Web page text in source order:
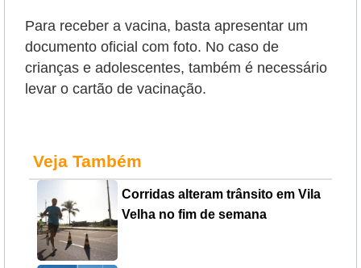
Para receber a vacina, basta apresentar um
documento oficial com foto. No caso de
crianças e adolescentes, também é necessário
levar o cartão de vacinação.
Veja Também
Corridas alteram trânsito em Vila
Velha no fim de semana